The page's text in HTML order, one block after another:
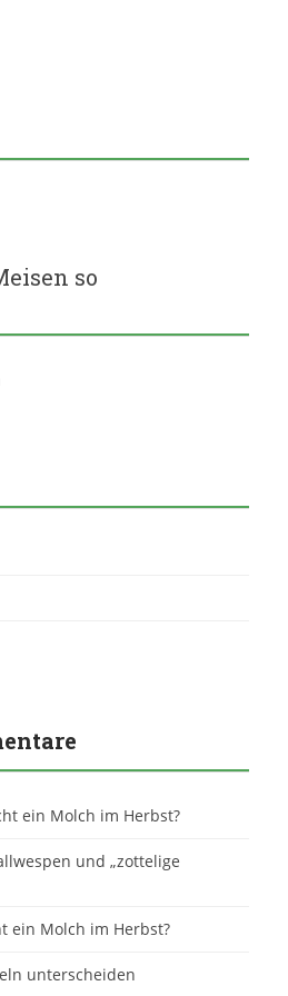
so
ein Molch im Herbst?
und „zottelige
ein Molch im Herbst?
unterscheiden